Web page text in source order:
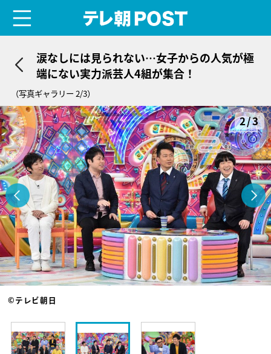
涙なしには見られない…女子からの人気が極
端にない実力派芸人4組が集合！
（写真ギャラリー 2/3）
2/3
©テレビ朝日